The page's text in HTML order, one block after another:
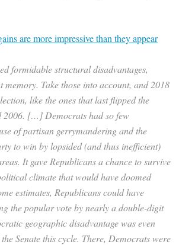
are more impressive than they appear
formidable structural disadvantages,
memory. Take those into account, and 2018
like the ones that last flipped the
2006. […] Democrats had so few
of partisan gerrymandering and the
to win by lopsided (and thus inefficient)
It gave Republicans a chance to survive
climate that would have doomed
estimates, Republicans could have
the popular vote by nearly a double-digit
geographic disadvantage was even
Senate this cycle. There, Democrats were